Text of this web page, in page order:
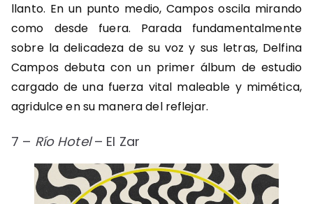
llanto. En un punto medio, Campos oscila mirando
como desde fuera. Parada fundamentalmente
sobre la delicadeza de su voz y sus letras, Delfina
Campos debuta con un primer álbum de estudio
cargado de una fuerza vital maleable y mimética,
agridulce en su manera del reflejar.
7 – Río Hotel– El Zar